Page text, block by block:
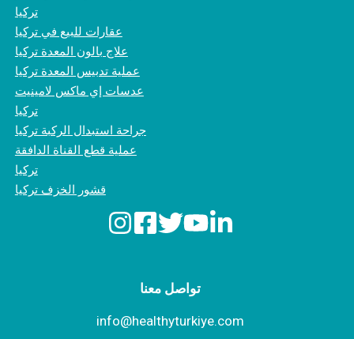
تركيا
عقارات للبيع في تركيا
علاج بالون المعدة تركيا
عملية تدبيس المعدة تركيا
عدسات إي ماكس لامينيت
تركيا
جراحة استبدال الركبة تركيا
عملية قطع القناة الدافقة
تركيا
قشور الخزف تركيا
تواصل معنا
info@healthyturkiye.com